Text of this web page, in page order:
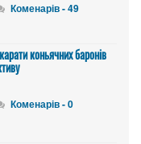
Коменарів - 49
коньячних баронів
Коменарів - 0